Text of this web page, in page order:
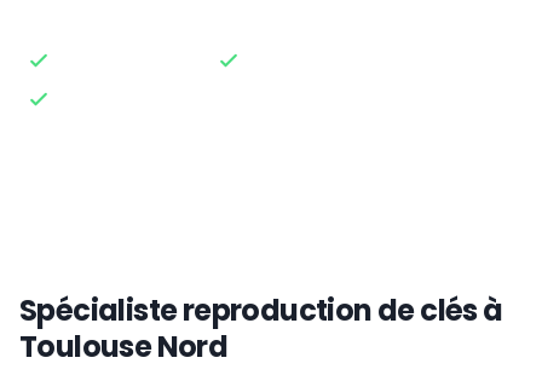
Spécialiste reproduction de clés à
Toulouse Nord